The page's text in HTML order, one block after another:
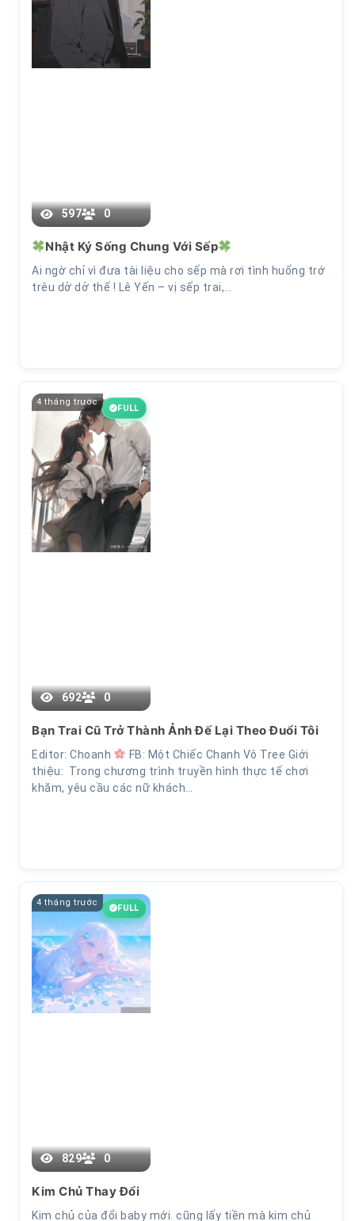
597 0
Nhật Ký Sống Chung Với Sếp
Ai ngờ chỉ vì đưa tài liệu cho sếp mà rơi tình huống trớ
trêu dở dở thế ! Lê Yến – vị sếp trai,…
Chương 7
4 tháng trước
FULL
692 0
Bạn Trai Cũ Trở Thành Ảnh Đế Lại Theo Đuổi Tôi
Editor: Choanh
FB: Một Chiếc Chanh Vô Tree Giới
thiệu: Trong chương trình truyền hình thực tế chơi
khăm, yêu cầu các nữ khách…
4 tháng trước
FULL
829 0
Kim Chủ Thay Đổi
Kim chủ của đổi baby mới. cũng lấy tiền mà kim chủ